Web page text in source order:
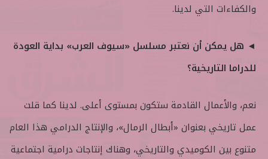
والكفاءات التي لدينا.
◄ هل يمكن أن نعتبر مسلسل «سيوف العرب» بداية العودة
للدراما التاريخية؟
نعم، والأعمال القادمة ستكون بمستوى أعلى. لدينا كما قلت
عمل تاريخي بعنوان «أبطال الرمال»، والإنتاج الدرامي هذا العام
متنوع بين الكوميدي والتاريخي، وهناك إنتاجات درامية اجتماعية